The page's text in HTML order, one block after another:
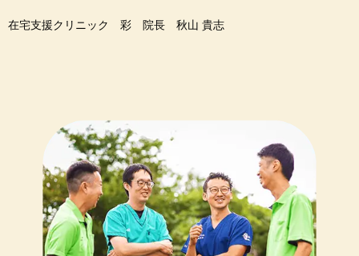
在宅支援クリニック 彩 院長 秋山 貴志